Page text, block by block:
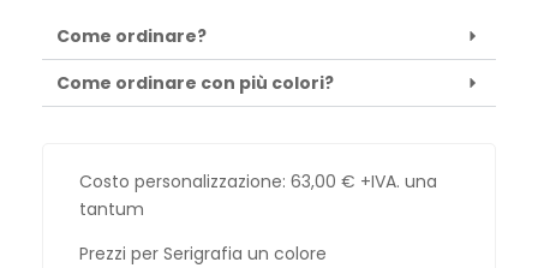
Come ordinare?
Come ordinare con più colori?
Costo personalizzazione: 63,00 € +IVA. una
tantum
Prezzi per Serigrafia un colore